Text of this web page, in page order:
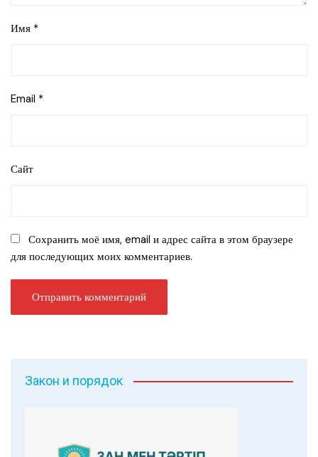
Имя *
Email *
Сайт
Сохранить моё имя, email и адрес сайта в этом браузере
для последующих моих комментариев.
Закон и порядок